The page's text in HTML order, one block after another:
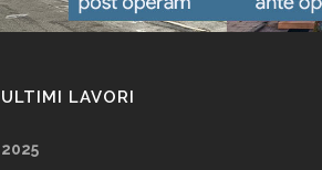
ULTIMI LAVORI
2025